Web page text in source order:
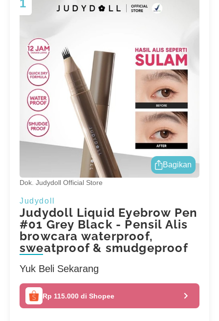
Bagikan
Dok. Judydoll Official Store
Judydoll
Judydoll Liquid Eyebrow Pen
#01 Grey Black - Pensil Alis
browcara waterproof,
sweatproof & smudgeproof
Yuk Beli Sekarang
Rp 115.000 di Shopee
1